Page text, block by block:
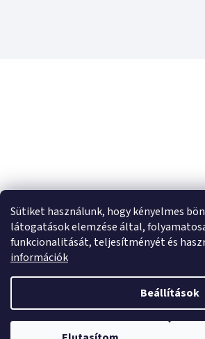
Sütiket használunk, hogy kényelmes
látogatások elemzése által,
funkcionalitását, teljesítményét és
információk
Beállítások